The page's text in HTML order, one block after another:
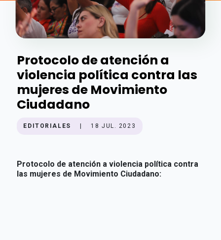
Protocolo de atención a
violencia política contra las
mujeres de Movimiento
Ciudadano
EDITORIALES 18 JUL. 2023
Protocolo de atención a violencia política contra
las mujeres de Movimiento Ciudadano: